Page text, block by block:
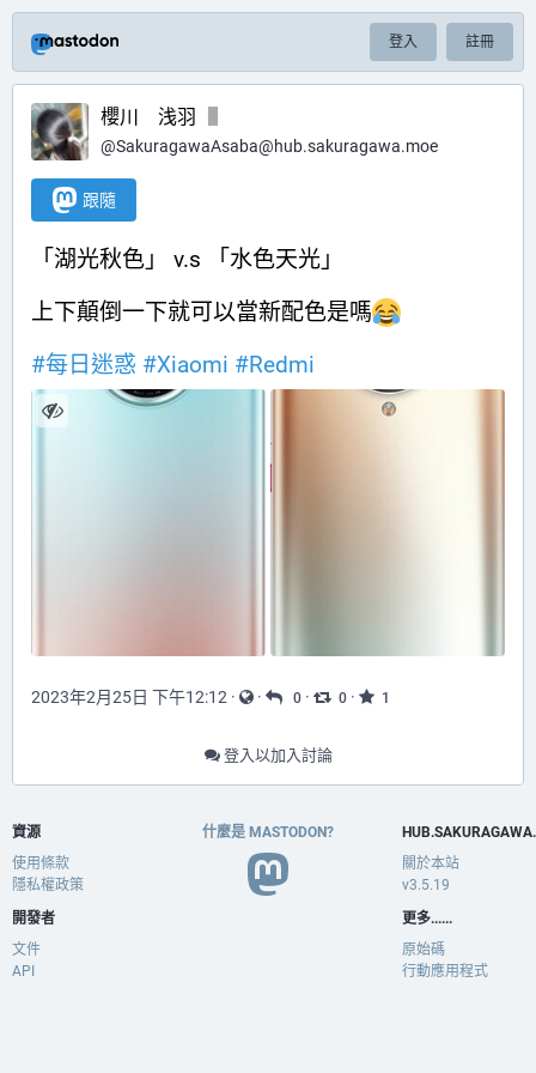
登入 註冊
櫻川 浅羽
@SakuragawaAsaba@hub.sakuragawa.moe
跟隨
「湖光秋色」 v.s 「水色天光」
上下顛倒一下就可以當新配色是嗎
#每日迷惑 #Xiaomi #Redmi
2023年2月25日 下午12:12 · · 0 · 0 · 1
登入以加入討論
資源
使用條款
隱私權政策
開發者
文件
API
什麼是 MASTODON?
關於本站
v3.5.19
更多......
原始碼
行動應用程式